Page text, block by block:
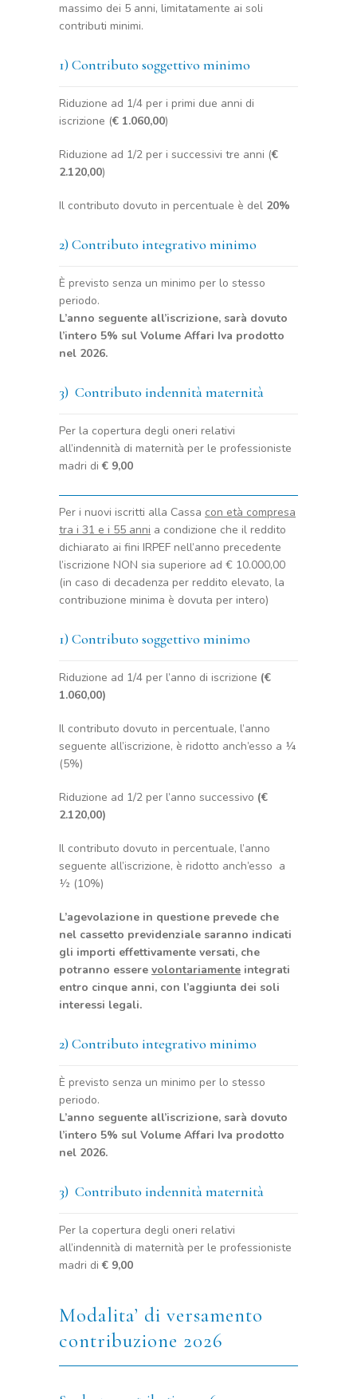
massimo dei 5 anni, limitatamente ai soli
contributi minimi.
1) Contributo soggettivo minimo
Riduzione ad 1/4 per i primi due anni di
iscrizione (€ 1.060,00)
Riduzione ad 1/2 per i successivi tre anni (€
2.120,00)
Il contributo dovuto in percentuale è del 20%
2) Contributo integrativo minimo
È previsto senza un minimo per lo stesso
periodo.
L’anno seguente all’iscrizione, sarà dovuto
l’intero 5% sul Volume Affari Iva prodotto
nel 2026.
3) Contributo indennità maternità
Per la copertura degli oneri relativi
all’indennità di maternità per le professioniste
madri di € 9,00
Per i nuovi iscritti alla Cassa con età compresa
tra i 31 e i 55 anni a condizione che il reddito
dichiarato ai fini IRPEF nell’anno precedente
l’iscrizione NON sia superiore ad € 10.000,00
(in caso di decadenza per reddito elevato, la
contribuzione minima è dovuta per intero)
1) Contributo soggettivo minimo
Riduzione ad 1/4 per l’anno di iscrizione (€
1.060,00)
Il contributo dovuto in percentuale, l’anno
seguente all’iscrizione, è ridotto anch’esso a ¼
(5%)
Riduzione ad 1/2 per l’anno successivo (€
2.120,00)
Il contributo dovuto in percentuale, l’anno
seguente all’iscrizione, è ridotto anch’esso a
½ (10%)
L’agevolazione in questione prevede che
nel cassetto previdenziale saranno indicati
gli importi effettivamente versati, che
potranno essere volontariamente integrati
entro cinque anni, con l’aggiunta dei soli
interessi legali.
2) Contributo integrativo minimo
È previsto senza un minimo per lo stesso
periodo.
L’anno seguente all’iscrizione, sarà dovuto
l’intero 5% sul Volume Affari Iva prodotto
nel 2026.
3) Contributo indennità maternità
Per la copertura degli oneri relativi
all’indennità di maternità per le professioniste
madri di € 9,00
Modalita’ di versamento
contribuzione 2026